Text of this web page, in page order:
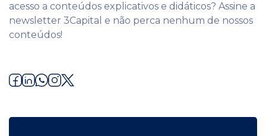
acesso a conteúdos explicativos e didáticos? Assine a
newsletter 3Capital e não perca nenhum de nossos
conteúdos!